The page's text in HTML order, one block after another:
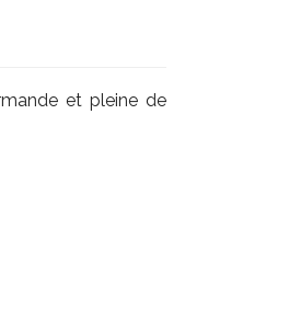
et pleine de